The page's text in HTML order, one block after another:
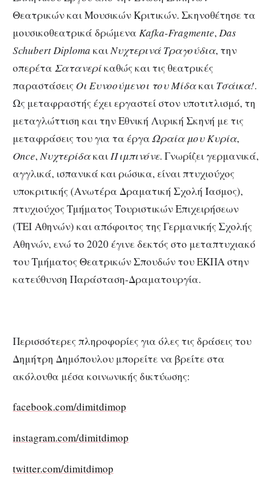
Θεατρικών και Μουσικών Κριτικών. Σκηνοθέτησε τα
μουσικοθεατρικά δρώμενα Kafka-Fragmente,Das
Schubert Diploma καιΝυχτερινά Τραγούδια, την
οπερέτα Σατανερίκαθώς και τις θεατρικές
παραστάσεις Οι Ευνοούμενοι του Μίδακαι Τσάικα!.
Ως μεταφραστής έχει εργαστεί στον υποτιτλισμό, τη
μεταγλώττιση και την Εθνική Λυρική Σκηνή με τις
μεταφράσεις του για τα έργαΩραία μου Κυρία,
Once,ΝυχτερίδακαιΠιμπινόνε. Γνωρίζει γερμανικά,
αγγλικά, ισπανικά και ρώσικα, είναι πτυχιούχος
υποκριτικής (Ανωτέρα Δραματική Σχολή Ίασμος),
πτυχιούχος Τμήματος Τουριστικών Επιχειρήσεων
(ΤΕΙ Αθηνών) και απόφοιτος της Γερμανικής Σχολής
Αθηνών, ενώ το 2020 έγινε δεκτός στο μεταπτυχιακό
του Τμήματος Θεατρικών Σπουδών του ΕΚΠΑ στην
κατεύθυνση Παράσταση-Δραματουργία.
Περισσότερες πληροφορίες για όλες τις δράσεις του
Δημήτρη Δημόπουλου μπορείτε να βρείτε στα
ακόλουθα μέσα κοινωνικής δικτύωσης:
facebook.com/dimitdimop
instagram.com/dimitdimop
twitter.com/dimitdimop